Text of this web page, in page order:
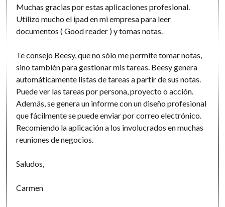
Muchas gracias por estas aplicaciones profesional.
Utilizo mucho el ipad en mi empresa para leer
documentos ( Good reader ) y tomas notas.
Te consejo Beesy, que no sólo me permite tomar notas,
sino también para gestionar mis tareas. Beesy genera
automáticamente listas de tareas a partir de sus notas.
Puede ver las tareas por persona, proyecto o acción.
Además, se genera un informe con un diseño profesional
que fácilmente se puede enviar por correo electrónico.
Recomiendo la aplicación a los involucrados en muchas
reuniones de negocios.
Saludos,
Carmen